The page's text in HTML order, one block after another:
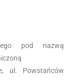
pod nazwą
ul. Powstańców